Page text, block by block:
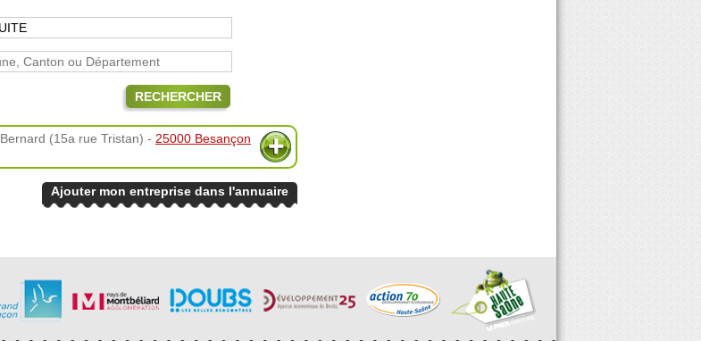
RECHERCHER
Bernard (15a rue Tristan) - 25000 Besançon
Ajouter mon entreprise dans l'annuaire